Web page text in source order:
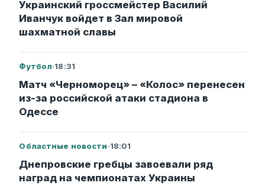
Украинский гроссмейстер Василий
Иванчук войдет в Зал мировой
шахматной славы
Футбол·18:31
Матч «Черноморец» – «Колос» перенесен
из-за российской атаки стадиона в
Одессе
Областные новости·18:01
Днепровские гребцы завоевали ряд
наград на чемпионатах Украины